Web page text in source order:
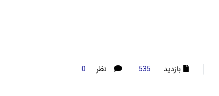
بازدید 535 نظر 0